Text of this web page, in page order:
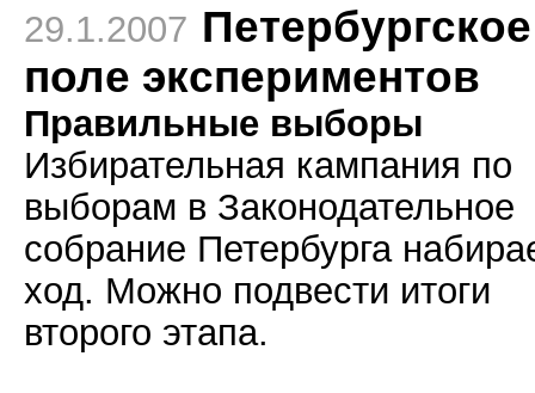
29.1.2007 Петербургское
поле экспериментов
Правильные выборы
Избирательная кампания по
выборам в Законодательное
собрание Петербурга
ход. Можно подвести итоги
второго этапа.